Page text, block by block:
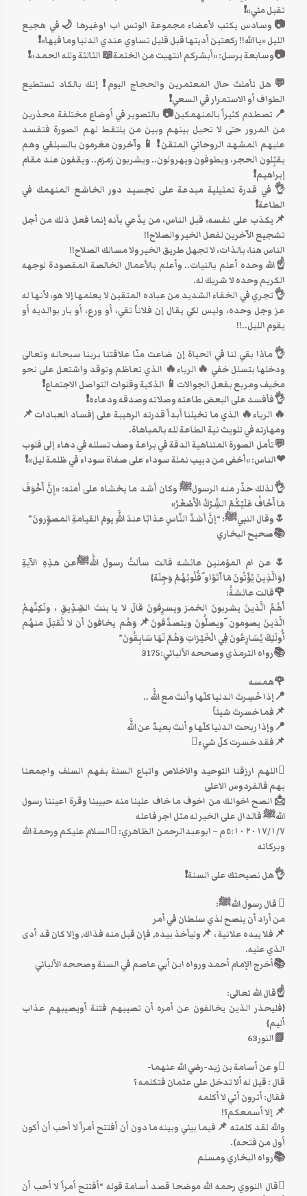
تقبل مني»❗
📷وسادس يكتب لأعضاء مجموعة الوتس اب اوغيرها 🌙في هجيع
الليل «يا الله!! ركعتين أديتها قبل قليل تساوي عندي الدنيا وما فيها»❗
📷وسابعة يرسل: «أبشركم انتهيت من الختمة📖 الثالثة ولله الحمد»❗
💬هل تأملتَ حال المعتمرين والحجاج اليوم❗ إنك بالكاد تستطيع
الطواف أو الاستمرار في السعي❗
📍تصطدم كثيراً بالمنهمكين📷 بالتصوير في أوضاع مختلفة محذرين
من المرور حتى لا تحيل بينهم وبين من يلتقط لهم الصورة فتفسد
عليهم المشهد الروحاني المتقن❗ 📱وآخرون مغرمون بالسيلفي وهم
يقبِّلون الحجر، ويطوفون ويهرولون.. ويشربون زمزم.. ويقفون عند مقام
إبراهيم❗
👌في قدرة تمثيلية مبدعة على تجسيد دور الخاشع المنهمك في
الطاعة❗
📌يكذب على نفسه، قبل الناس، من يدَّعي بأنه إنما فعل ذلك من أجل
تشجيع الآخرين لفعل الخير والصلاح!!
الناس هنا، بالذات، لا تجهل طريق الخير ولا مسالك الصلاح!!
☝الله وحده أعلم بالنيات.. وأعلم بالأعمال الخالصة المقصودة لوجهه
الكريم وحده لا شريك له.
👌تجري في الخفاء الشديد من عباده المتقين لا يعلمها إلا هو، لأنها له
عز وجل وحده، وليس لكي يقال إن فلاناً تقي، أو ورع، أو بار بوالديه أو
يقوم الليل..!!
👌ماذا بقي لنا في الحياة إن ضاعت منّا علاقتنا بربنا سبحانه وتعالى
ودخلها بتسلل خفي 🔥الرياء🔥 الذي تعاظم وتوقد واشتعل على نحو
مخيف ومريع بفعل الجوالات📱 الذكية وقنوات التواصل الاجتماع❗
👌فأفسد على البعض طاعته وصلاته وصدقه ودعاءه❗
🔥الرياء🔥 الذي ما تخيلنا أبداً قدرته الرهيبة على إفساد العبادات📌
ومهارته في تلويث نية الطاعة لله بالمباهاة.
💬تأمل الصورة المتناهية الدقة في براعة وصف تسلله في دهاء إلى قلوب
❤الناس: «أخفى من دبيب نملة سوداء على صفاة سوداء في ظلمة ليل»❗
👌لذلك حذّر منه الرسولﷺ وكان أشد ما يخشاه على أمته: «إِنَّ أَخْوَفَ
مَا أَخَافُ عَلَيْكُمْ الشِّرْكُ الْأَصْغَرُ»
🌷وقال النبيﷺ: “إنَّ أشدَّ النَّاسِ عذابًا عندَ اللَّهِ يومَ القيامةِ المصوِّرونَ”
📚صحيح البخاري
🌷عن ام المؤمنين عائشه قالت سألتُ رسولَ اللَّهﷺعن هذِهِ الآيةِ
{وَالَّذِينَ يُؤْتُونَ مَا آتَوْاو َقُلُوبُهُمْ وَجِلَة}
🌹قالت عائشةُ:
أَهُمُ الَّذينَ يشربونَ الخمرَ ويسرِقونَ قالَ لا يا بنتَ الصِّدِّيقِ ، ولَكِنَّهمُ
الَّذينَ يصومون َويصلُّونَ ويتصدَّقونَ📌وَهُم يخافونَ أن لا تُقبَلَ منهُم
أُولَئِكَ يُسَارِعُونَ فِي الْخَيْرَاتِ وَهُمْ لَهَا سَابِقُونَ”
📚رواه الترمذي وصححه الألباني:3175
🌹همسه
📍إذا خَسِرتَ الدنيا كلّها وأنتَ مع اللَّه ..
📌فما خسرتَ شيئاً
📍وإذا ربحت الدنيا كلّها و أنتَ بعيدٌ عن اللَّه
📌فقد خسرت كلّ شيء
اللهم ارزقنا التوحيد والاخلاص واتباع السنة بفهم السلف واجمعنا
بهم فالفردوس الاعلى
📩انصح اخوانك من اخوف ما خاف علينا منه حبيبنا وقرة اعيننا رسول
اللهﷺ فالدال على الخير له مثل اجر فاعله
٧‏/١‏/٢٠١٧ ٥:١٠ م – ابوعبدالرحمن الظاهري: السلام عليكم ورحمة الله
وبركاته
👌هل نصيحتك على السنة❗
 قال رسول اللهﷺ:
من أراد أن ينصح لذي سلطان في أمر
📌فلا يبده علانية ، 📌وليأخذ بيده, فإن قبل منه فذاك, وإلا كان قد أدى
الذي عليه.
📚أخرج الإمام أحمد ورواه ابن أبي عاصم في السنة وصححه الألباني
☝قال الله تعالى:
{فليحذر الذين يخالفون عن أمره أن تصيبهم فتنة أويصيبهم عذاب
أليم}
📗النور63
و عن أسامة بن زيد-رضي الله عنهما-
قال : قيل له ألا تدخل على عثمان فتكلمه ؟
فقال: أترون أني لا أكلمه
📌 إلا أسمعكم؟!
والله لقد كلمته 📌فيما بيني وبينه ما دون أن أفتتح أمراً لا أحب أن أكون
أول من فتحه).
📚رواه البخاري ومسلم
قال النووي رحمه الله موضحا قصد أسامة قوله “أفتتح أمراً لا أحب أن